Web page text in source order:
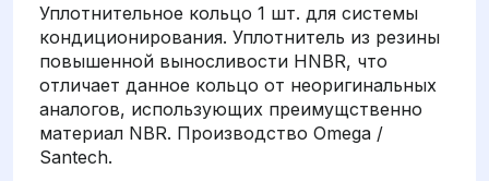
Уплотнительное кольцо 1 шт. для системы
кондиционирования. Уплотнитель из резины
повышенной выносливости HNBR, что
отличает данное кольцо от неоригинальных
аналогов, использующих преимущственно
материал NBR. Производство Omega /
Santech.